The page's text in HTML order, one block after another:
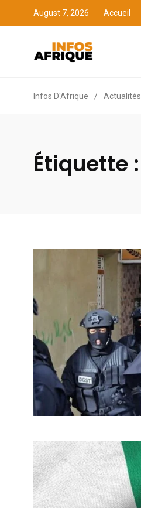
August 7, 2026 Accueil
Infos D'Afrique / Actualités
Étiquette :